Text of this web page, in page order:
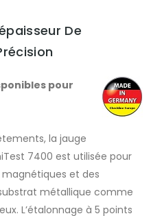
De
pour
la jauge
7400 est utilisée pour
et des
métallique comme
L’étalonnage à 5 points